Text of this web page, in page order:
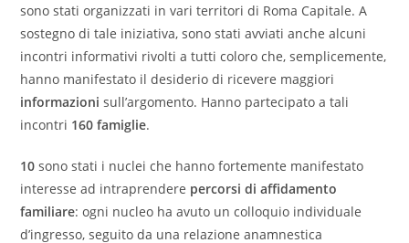
sono stati organizzati in vari territori di Roma Capitale. A
sostegno di tale iniziativa, sono stati avviati anche alcuni
incontri informativi rivolti a tutti coloro che, semplicemente,
hanno manifestato il desiderio di ricevere maggiori
informazioni sull’argomento. Hanno partecipato a tali
incontri 160 famiglie.
10sono stati i nuclei che hanno fortemente manifestato
interesse ad intraprendere percorsi di affidamento
familiare: ogni nucleo ha avuto un colloquio individuale
d’ingresso, seguito da una relazione anamnestica